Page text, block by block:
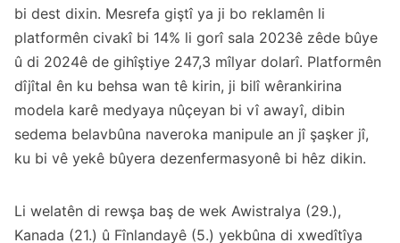
bi dest dixin. Mesrefa giştî ya ji bo reklamên li
platformên civakî bi 14% li gorî sala 2023ê zêde bûye
û di 2024ê de gihîştiye 247,3 mîlyar dolarî. Platformên
dîjîtal ên ku behsa wan tê kirin, ji bilî wêrankirina
modela karê medyaya nûçeyan bi vî awayî, dibin
sedema belavbûna naveroka manipule an jî şaşker jî,
ku bi vê yekê bûyera dezenfermasyonê bi hêz dikin.
Li welatên di rewşa baş de wek Awistralya (29.),
Kanada (21.) û Fînlandayê (5.) yekbûna di xwedîtîya